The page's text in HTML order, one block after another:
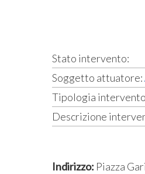
Stato intervento:
Soggetto attuatore:
Tipologia
Descrizione
Indirizzo: Piazza